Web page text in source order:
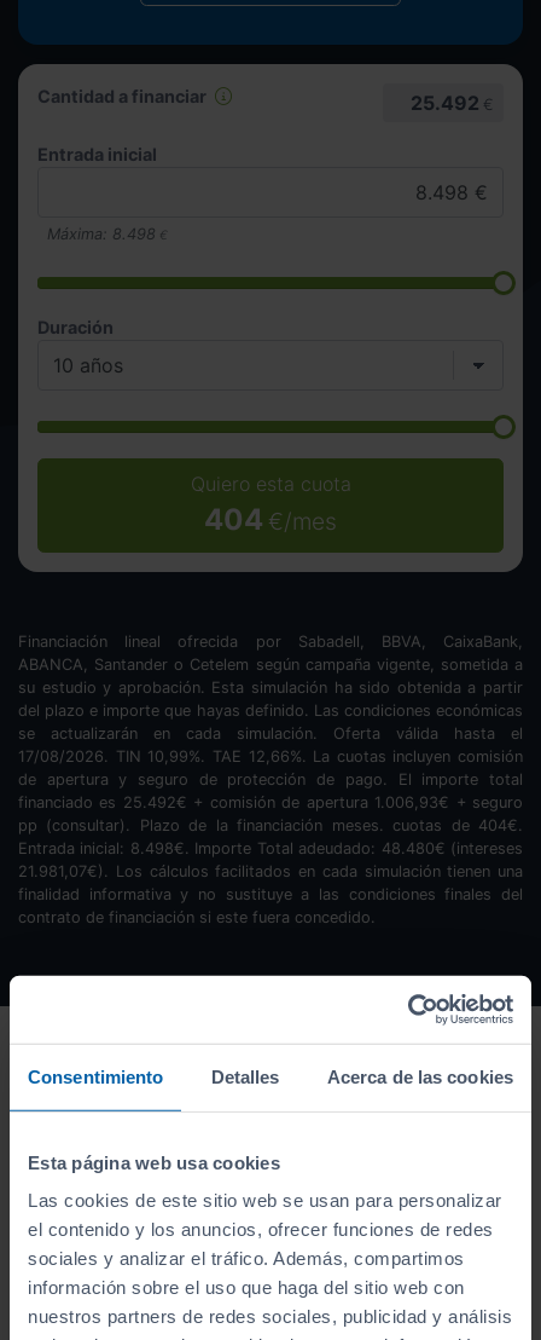
Consentimiento Detalles Acerca de las cookies
Esta página web usa cookies
Las cookies de este sitio web se usan para personalizar
el contenido y los anuncios, ofrecer funciones de redes
sociales y analizar el tráfico. Además, compartimos
información sobre el uso que haga del sitio web con
nuestros partners de redes sociales, publicidad y análisis
Cantidad a financiar 25.492 €
Entrada inicial
Máxima: 8.498 €
Duración
Quiero esta cuota
404 €/mes
Financiación lineal ofrecida por Sabadell, BBVA, CaixaBank,
ABANCA, Santander o Cetelem según campaña vigente, sometida a
su estudio y aprobación. Esta simulación ha sido obtenida a partir
del plazo e importe que hayas definido. Las condiciones económicas
se actualizarán en cada simulación. Oferta válida hasta el
17/08/2026. TIN 10,99%. TAE 12,66%. La cuotas incluyen comisión
de apertura y seguro de protección de pago. El importe total
financiado es 25.492€ + comisión de apertura 1.006,93€ + seguro
pp (consultar). Plazo de la financiación meses. cuotas de 404€.
Entrada inicial: 8.498€. Importe Total adeudado: 48.480€ (intereses
21.981,07€). Los cálculos facilitados en cada simulación tienen una
finalidad informativa y no sustituye a las condiciones finales del
contrato de financiación si este fuera concedido.